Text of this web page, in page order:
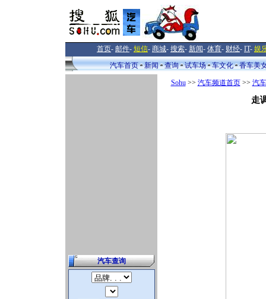
首页- 邮件- 短信- 商城- 搜索- 新闻- 体育- 财经- IT- 娱
汽车首页
新闻 查询 试车场 车文化 香车美
汽车查询
Sohu>> 汽车频道首页>> 汽
走